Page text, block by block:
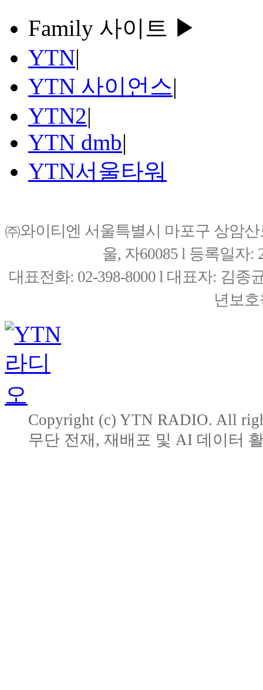
Family 사이트 ▶
YTN|
YTN 사이언스|
YTN2|
YTN dmb|
YTN서울타워
㈜와이티엔 서울특별시 마포구 상암
울, 자60085 l 등록일자:
대표전화: 02-398-8000 l 대표자: 김종
년보
Copyright (c) YTN RADIO. All
무단 전재, 재배포 및 AI 데이터